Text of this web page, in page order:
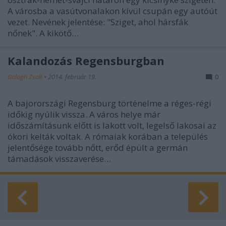
A városba a vasútvonalakon kívül csupán egy autóút
vezet. Nevének jelentése: "Sziget, ahol hársfák
nőnek". A kikötő…
Kalandozás Regensburgban
Balogh Zsolt • 2014. február 19. 0
A bajorországi Regensburg történelme a réges-régi
időkig nyúlik vissza. A város helye már
időszámításunk előtt is lakott volt, legelső lakosai az
ókori kelták voltak. A rómaiak korában a település
jelentősége tovább nőtt, erőd épült a germán
támadások visszaverése…